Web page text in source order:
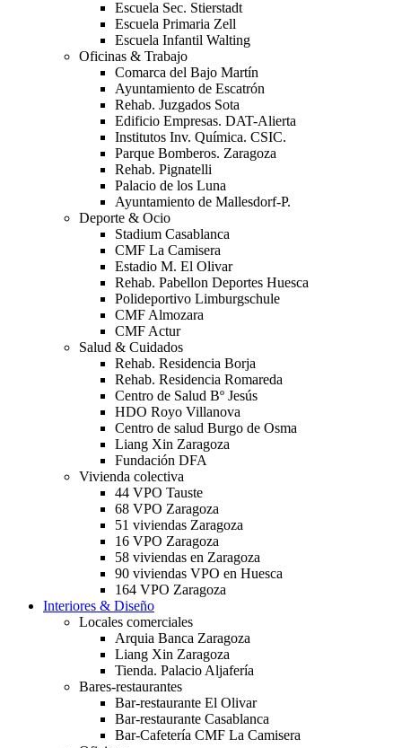
Escuela Sec. Stierstadt
Escuela Primaria Zell
Escuela Infantil Walting
Oficinas & Trabajo
Comarca del Bajo Martín
Ayuntamiento de Escatrón
Rehab. Juzgados Sota
Edificio Empresas. DAT-Alierta
Institutos Inv. Química. CSIC.
Parque Bomberos. Zaragoza
Rehab. Pignatelli
Palacio de los Luna
Ayuntamiento de Mallesdorf-P.
Deporte & Ocio
Stadium Casablanca
CMF La Camisera
Estadio M. El Olivar
Rehab. Pabellon Deportes Huesca
Polideportivo Limburgschule
CMF Almozara
CMF Actur
Salud & Cuidados
Rehab. Residencia Borja
Rehab. Residencia Romareda
Centro de Salud Bº Jesús
HDO Royo Villanova
Centro de salud Burgo de Osma
Liang Xin Zaragoza
Fundación DFA
Vivienda colectiva
44 VPO Tauste
68 VPO Zaragoza
51 viviendas Zaragoza
16 VPO Zaragoza
58 viviendas en Zaragoza
90 viviendas VPO en Huesca
164 VPO Zaragoza
Interiores & Diseño
Locales comerciales
Arquia Banca Zaragoza
Liang Xin Zaragoza
Tienda. Palacio Aljafería
Bares-restaurantes
Bar-restaurante El Olivar
Bar-restaurante Casablanca
Bar-Cafetería CMF La Camisera